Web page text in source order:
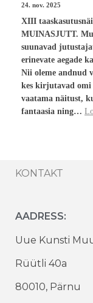
24. nov. 2025
XIII
MUINASJUTT.
suunavad
erinevate aegade
Nii oleme andnud
kes kirjutavad omi
vaatama näitust,
fantaasia ning…
KONTAKT
AADRESS:
Uue Kunsti
Rüütli 40a
80010, Pärnu